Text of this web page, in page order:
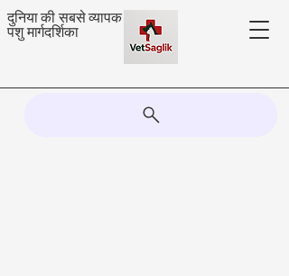
दुनिया की सबसे व्यापक
पशु मार्गदर्शिका